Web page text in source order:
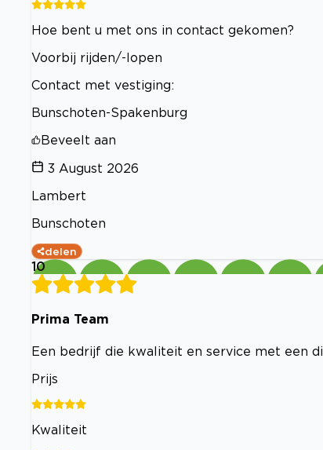
Hoe bent u met ons in contact gekomen?
Voorbij rijden/-lopen
Contact met vestiging:
Bunschoten-Spakenburg
Beveelt aan
3 August 2026
Lambert
Bunschoten
delen
10
Prima Team
Een bedrijf die kwaliteit en service met een
Prijs
Kwaliteit